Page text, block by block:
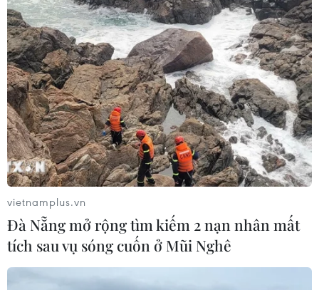
vietnamplus.vn
Đà Nẵng mở rộng tìm kiếm 2 nạn nhân mất
tích sau vụ sóng cuốn ở Mũi Nghê